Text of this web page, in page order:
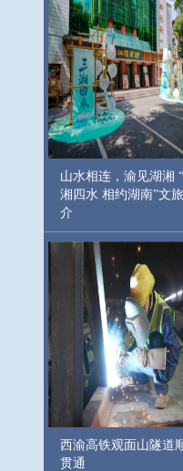
山水相连，渝见湖湘
湘四水 相约湖南”文
介
西渝高铁观面山隧道
贯通